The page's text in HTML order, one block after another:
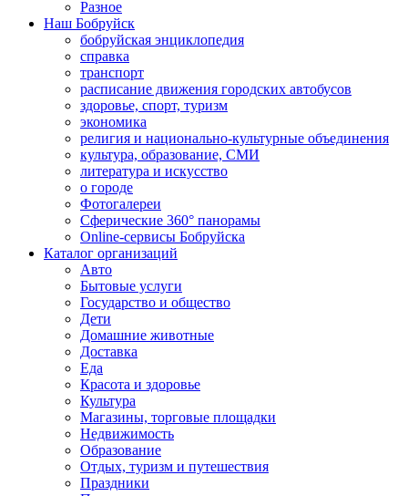
Разное
Наш Бобруйск
бобруйская энциклопедия
справка
транспорт
расписание движения городских автобусов
здоровье, спорт, туризм
экономика
религия и национально-культурные объединения
культура, образование, СМИ
литература и искусство
о городе
Фотогалереи
Сферические 360° панорамы
Online-сервисы Бобруйска
Каталог организаций
Авто
Бытовые услуги
Государство и общество
Дети
Домашние животные
Доставка
Еда
Красота и здоровье
Культура
Магазины, торговые площадки
Недвижимость
Образование
Отдых, туризм и путешествия
Праздники